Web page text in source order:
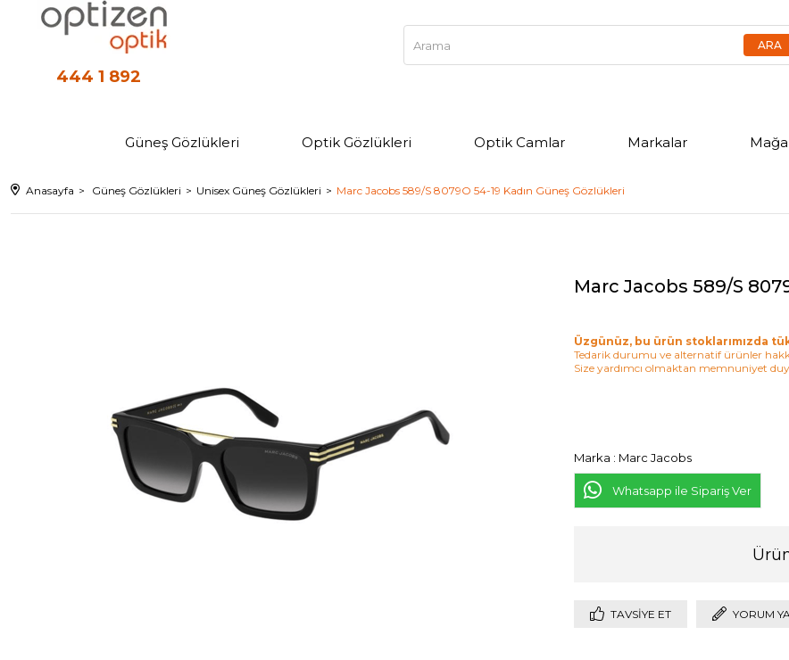
444 1 892
Güneş Gözlükleri Optik Gözlükleri Optik Camlar Markalar
Anasayfa Güneş Gözlükleri Unisex Güneş Gözlükleri Marc Jacobs 589/S 8079O 54-19 Kadın Güneş Gözlükleri
Marc Jacobs 589/S
Üzgünüz, bu ürün stoklarımızda
Tedarik durumu ve alternatif ürünler
Size yardımcı olmaktan memnuniyet
Marka : Marc Jacobs
Whatsapp ile Sipariş Ver
TAVSIYE ET YORUM